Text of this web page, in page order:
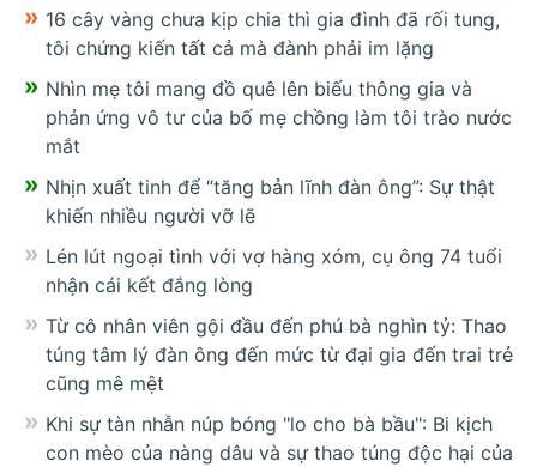
16 cây vàng chưa kịp chia thì gia đình đã rối tung,
tôi chứng kiến tất cả mà đành phải im lặng
Nhìn mẹ tôi mang đồ quê lên biếu thông gia và
phản ứng vô tư của bố mẹ chồng làm tôi trào nước
mắt
Nhịn xuất tinh để “tăng bản lĩnh đàn ông”: Sự thật
khiến nhiều người vỡ lẽ
Lén lút ngoại tình với vợ hàng xóm, cụ ông 74 tuổi
nhận cái kết đắng lòng
Từ cô nhân viên gội đầu đến phú bà nghìn tỷ: Thao
túng tâm lý đàn ông đến mức từ đại gia đến trai trẻ
cũng mê mệt
Khi sự tàn nhẫn núp bóng "lo cho bà bầu": Bi kịch
con mèo của nàng dâu và sự thao túng độc hại của